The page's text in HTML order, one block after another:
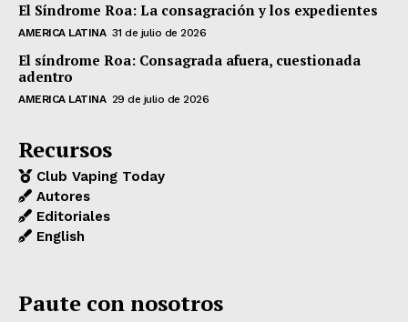
El Síndrome Roa: La consagración y los expedientes
AMERICA LATINA 31 de julio de 2026
El síndrome Roa: Consagrada afuera, cuestionada
adentro
AMERICA LATINA 29 de julio de 2026
Recursos
Club Vaping Today
Autores
Editoriales
English
Paute con nosotros